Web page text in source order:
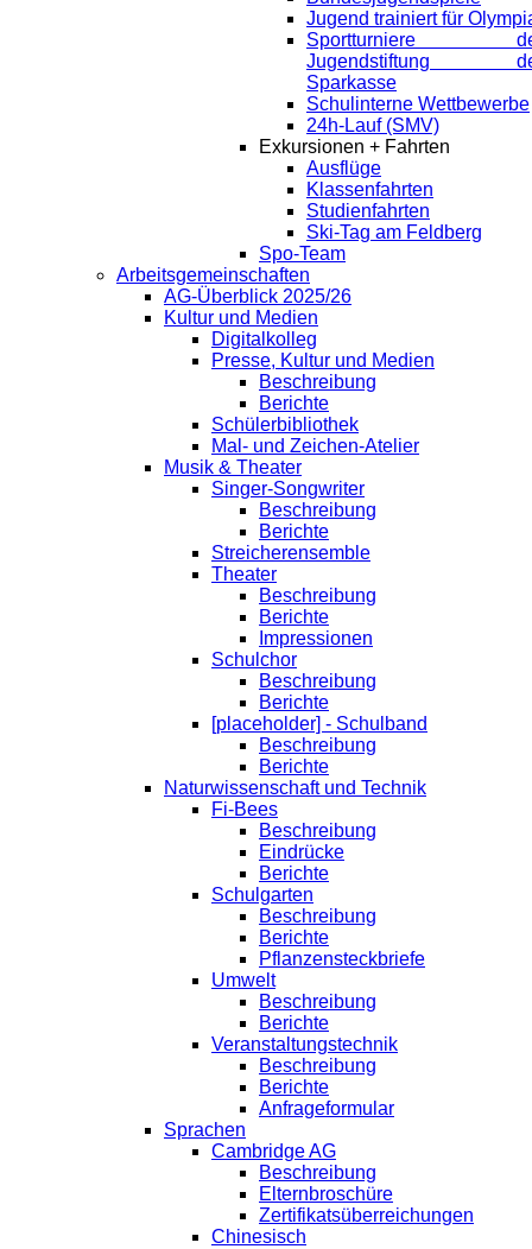
Jugend trainiert für
Sportturniere
Jugendstiftung
Sparkasse
Schulinterne Wettbewerbe
24h-Lauf (SMV)
Exkursionen + Fahrten
Ausflüge
Klassenfahrten
Studienfahrten
Ski-Tag am Feldberg
Spo-Team
Arbeitsgemeinschaften
AG-Überblick 2025/26
Kultur und Medien
Digitalkolleg
Presse, Kultur und Medien
Beschreibung
Berichte
Schülerbibliothek
Mal- und Zeichen-Atelier
Musik & Theater
Singer-Songwriter
Beschreibung
Berichte
Streicherensemble
Theater
Beschreibung
Berichte
Impressionen
Schulchor
Beschreibung
Berichte
[placeholder] - Schulband
Beschreibung
Berichte
Naturwissenschaft und Technik
Fi-Bees
Beschreibung
Eindrücke
Berichte
Schulgarten
Beschreibung
Berichte
Pflanzensteckbriefe
Umwelt
Beschreibung
Berichte
Veranstaltungstechnik
Beschreibung
Berichte
Anfrageformular
Sprachen
Cambridge AG
Beschreibung
Elternbroschüre
Zertifikatsüberreichungen
Chinesisch